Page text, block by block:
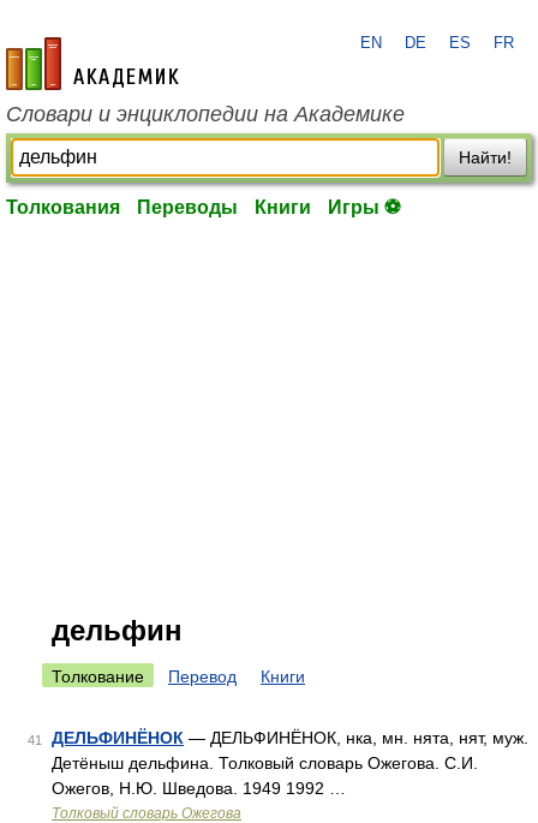
academic.ru
EN DE ES FR
Словари и энциклопедии на Академике
Найти!
Толкования Переводы Книги Игры ⚽
дельфин
Толкование Перевод Книги
41 ДЕЛЬФИНЁНОК — ДЕЛЬФИНЁНОК, нка, мн. нята, нят, муж.
Детёныш дельфина. Толковый словарь Ожегова. С.И.
Ожегов, Н.Ю. Шведова. 1949 1992 …
Толковый словарь Ожегова